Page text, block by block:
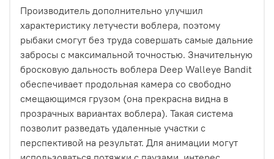
Производитель дополнительно улучшил
характеристику летучести воблера, поэтому
рыбаки смогут без труда совершать самые дальние
забросы с максимальной точностью. Значительную
бросковую дальность воблера Deep Walleye Bandit
обеспечивает продольная камера со свободно
смещающимся грузом (она прекрасна видна в
прозрачных вариантах воблера). Такая система
позволит разведать удаленные участки с
перспективой на результат. Для анимации могут